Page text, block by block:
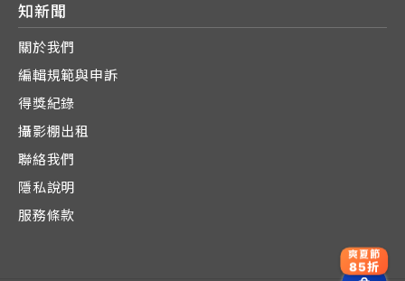
知新聞
關於我們
編輯規範與申訴
得獎紀錄
攝影棚出租
聯絡我們
隱私說明
服務條款
爽夏節
85折